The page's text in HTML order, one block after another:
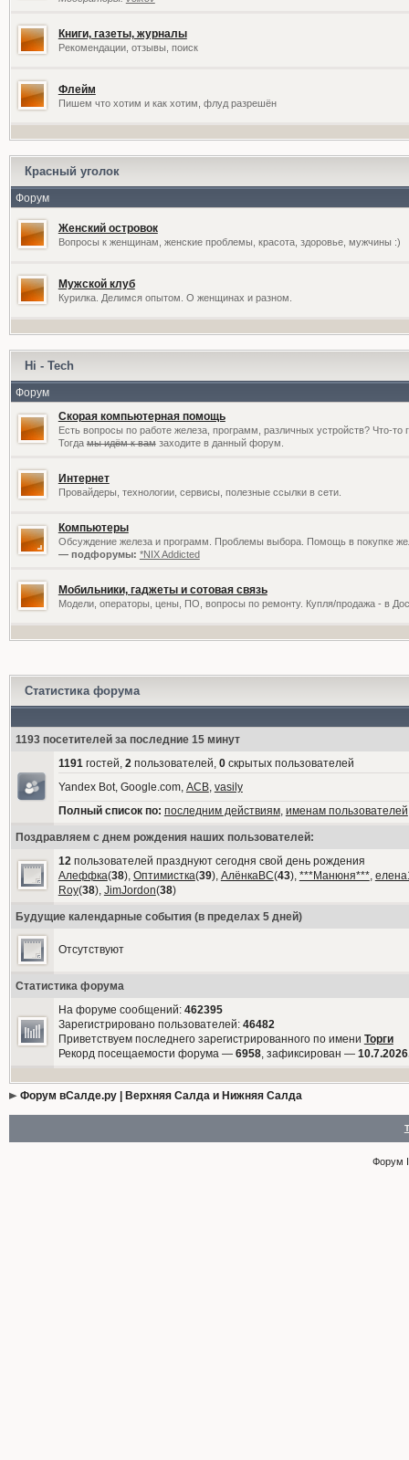
Книги, газеты, журналы
Рекомендации, отзывы, поиск
Флейм
Пишем что хотим и как хотим, флуд разрешён
Красный уголок
Форум
Женский островок
Вопросы к женщинам, женские проблемы, красота, здоровье, мужчины :)
Мужской клуб
Курилка. Делимся опытом. О женщинах и разном.
Hi - Tech
Форум
Скорая компьютерная помощь
Есть вопросы по работе железа, программ, различных устройств? Что-то
Тогдамы идём к вамзаходите в данный форум.
Интернет
Провайдеры, технологии, сервисы, полезные ссылки в сети.
Компьютеры
Обсуждение железа и программ. Проблемы выбора. Помощь в покупке
— подфорумы: *NIX Addicted
Мобильники, гаджеты и сотовая связь
Модели, операторы, цены, ПО, вопросы по ремонту. Купля/продажа - в
Статистика форума
1193 посетителей за последние 15 минут
1191гостей, 2пользователей, 0скрытых пользователей
Yandex Bot, Google.com, АСВ, vasily
Полный список по: последним действиям, именам пользователей
Поздравляем с днем рождения наших пользователей:
12пользователей празднуют сегодня свой день рождения
Алеффка(38), Оптимистка(39), АлёнкаВС(43), ***Манюня***,
Roy(38), JimJordon(38)
Будущие календарные события (в пределах 5 дней)
Отсутствуют
Статистика форума
На форуме сообщений: 462395
Зарегистрировано пользователей: 46482
Приветствуем последнего зарегистрированного по имени Торги
Рекорд посещаемости форума — 6958, зафиксирован —
Форум вСалде.ру | Верхняя Салда и Нижняя Салда
Форум